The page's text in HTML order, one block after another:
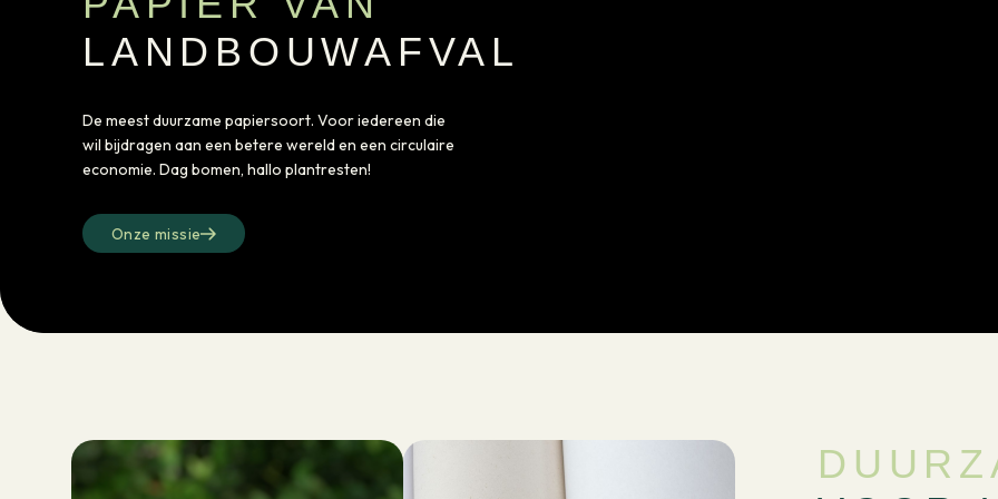
LANDBOUWAFVAL
De meest duurzame papiersoort. Voor iedereen die
wil bijdragen aan een betere wereld en een circulaire
economie. Dag bomen, hallo plantresten!
Onze missie